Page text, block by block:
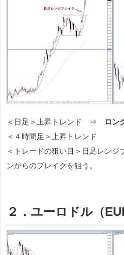
＜日足＞上昇トレンド ⇒
ロン
＜４時間足＞上昇トレンド
＜トレードの狙い目＞日足レンジ
ンからのブレイクを狙う。
２．ユーロドル（